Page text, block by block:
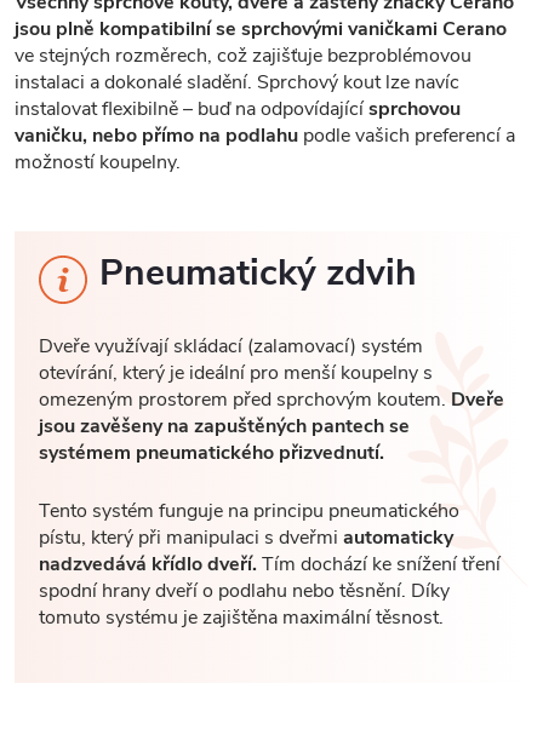
jsou plně kompatibilní se sprchovými vaničkami Cerano
ve stejných rozměrech, což zajišťuje bezproblémovou
instalaci a dokonalé sladění. Sprchový kout lze navíc
instalovat flexibilně – buď na odpovídajícísprchovou
vaničku, nebo přímo na podlahu podle vašich preferencí a
možností koupelny.
Pneumatický zdvih
Dveře využívají skládací (zalamovací) systém
otevírání, který je ideální pro menší koupelny s
omezeným prostorem před sprchovým koutem. Dveře
jsou zavěšeny na zapuštěných pantech se
systémem pneumatického přizvednutí.
Tento systém funguje na principu pneumatického
pístu, který při manipulaci s dveřmi automaticky
nadzvedává křídlo dveří.Tím dochází ke snížení tření
spodní hrany dveří o podlahu nebo těsnění. Díky
tomuto systému je zajištěna maximální těsnost.